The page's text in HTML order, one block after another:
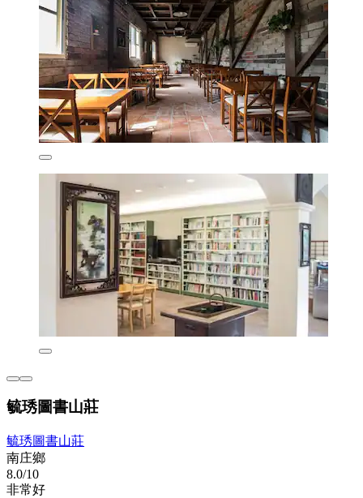
毓琇圖書山莊
毓琇圖書山莊
南庄鄉
8.0/10
非常好